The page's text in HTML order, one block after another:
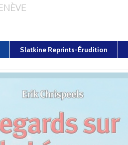
Slatkine Reprints-Érudition